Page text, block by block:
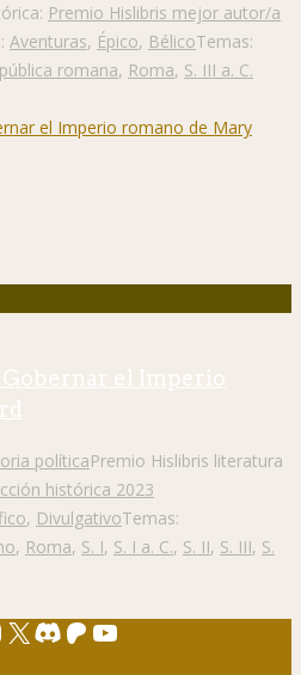
Premio Hislibris mejor autor/a
Aventuras, Épico, BélicoTemas:
romana, Roma, S. III a. C.
Gobernar el Imperio
políticaPremio Hislibris literatura
histórica 2023
, DivulgativoTemas:
, Roma, S. I, S. I a. C., S. II, S. III, S.
X Discord
Patreon
YouTube